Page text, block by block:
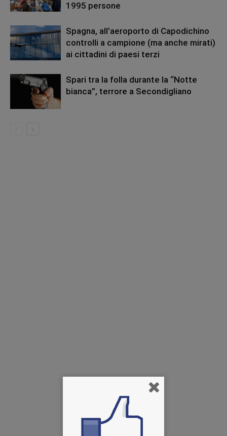
1995 persone
Spagna, all’aeroporto di Capodichino
controlli a campione (ma anche mirati)
ai cittadini di paesi terzi
Spari tra la folla durante la “Notte
bianca”, terrore a Secondigliano